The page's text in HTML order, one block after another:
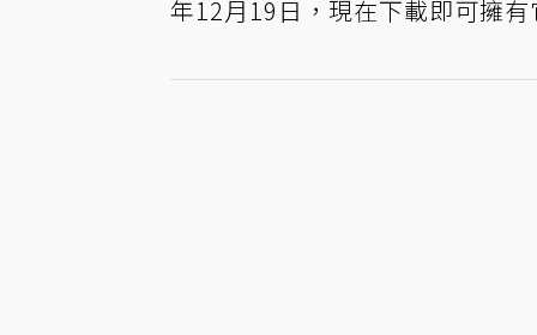
年12月19日，現在下載即可擁有